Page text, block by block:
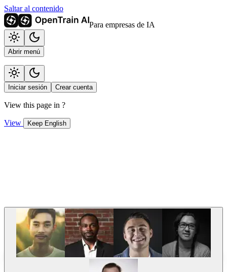
Saltar al contenido
Para empresas de IA
Abrir menú
Iniciar sesión Crear cuenta
View this page in ?
View Keep English